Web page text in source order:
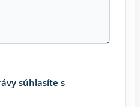
súhlasíte s